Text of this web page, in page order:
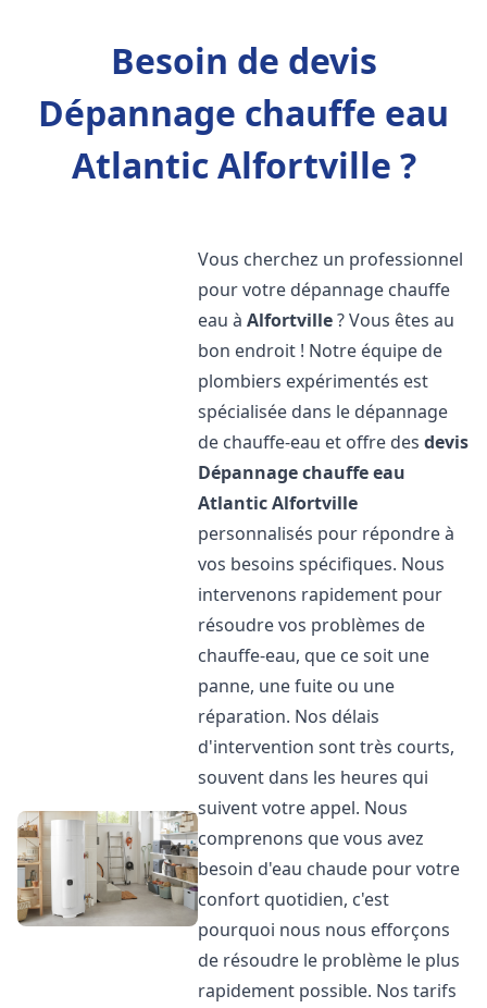
Besoin de devis
Dépannage chauffe eau
Atlantic Alfortville ?
Vous cherchez un professionnel
pour votre dépannage chauffe
eau àAlfortville? Vous êtes au
bon endroit ! Notre équipe de
plombiers expérimentés est
spécialisée dans le dépannage
de chauffe-eau et offre desdevis
Dépannage chauffe eau
AtlanticAlfortville
personnalisés pour répondre à
vos besoins spécifiques. Nous
intervenons rapidement pour
résoudre vos problèmes de
chauffe-eau, que ce soit une
panne, une fuite ou une
réparation. Nos délais
d'intervention sont très courts,
souvent dans les heures qui
suivent votre appel. Nous
comprenons que vous avez
besoin d'eau chaude pour votre
confort quotidien, c'est
pourquoi nous nous efforçons
de résoudre le problème le plus
rapidement possible. Nos tarifs